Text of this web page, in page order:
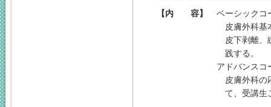
【内 容】
ベーシックコ
皮膚外科基
皮下剥離、
践する。
アドバンスコ
皮膚外科の
て、受講生